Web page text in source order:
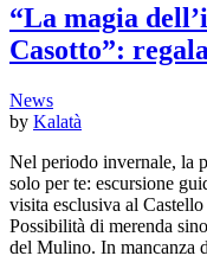
“La magia
Casotto”:
News
by Kalatà
Nel periodo invernale, la
solo per te: escursione
visita esclusiva al
Possibilità di merenda
del Mulino. In mancanza